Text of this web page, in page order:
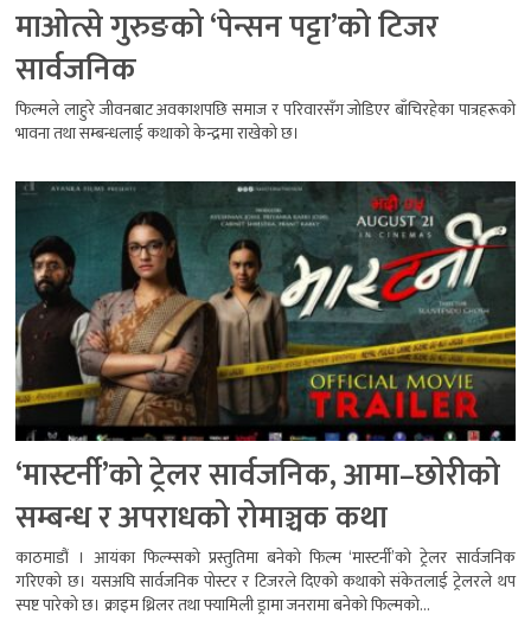
माओत्से गुरुङको ‘पेन्सन पट्टा’को टिजर
सार्वजनिक
फिल्मले लाहुरे जीवनबाट अवकाशपछि समाज र परिवारसँग जोडिएर बाँचिरहेका पात्रहरूको
भावना तथा सम्बन्धलाई कथाको केन्द्रमा राखेको छ।
‘मास्टर्नी’को ट्रेलर सार्वजनिक, आमा–छोरीको
सम्बन्ध र अपराधको रोमाञ्चक कथा
काठमाडौं । आयंका फिल्म्सको प्रस्तुतिमा बनेको फिल्म ‘मास्टर्नी’को ट्रेलर सार्वजनिक
गरिएको छ। यसअघि सार्वजनिक पोस्टर र टिजरले दिएको कथाको संकेतलाई ट्रेलरले थप
स्पष्ट पारेको छ। क्राइम थ्रिलर तथा फ्यामिली ड्रामा जनरामा बनेको फिल्मको...